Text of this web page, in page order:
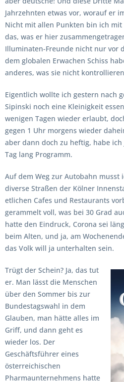
Jahrzehnten etwas vor, worauf er
Nicht mit allen Punkten bin ich
das, was er hier
Illuminaten-Freunde nicht nur vor
dem globalen Erwachen Schiss
anderes, was sie nicht
Eigentlich wollte ich gestern nach
Sipinski noch eine Kleinigkeit
wenigen Tagen wieder erlaubt,
gegen 1 Uhr morgens wieder
aber dann doch zu heftig, habe
Tag lang Programm.
Auf dem Weg zur Autobahn musst
diverse Straßen der Kölner
etlichen Cafes und Restaurants
gerammelt voll, was bei 30 Grad
hatte den Eindruck, Corona sei
beim Alten, und ja, am
das Volk will ja unterhalten sein.
Trügt der Schein? Ja, das tut
er. Man lässt die Menschen
über den Sommer bis zur
Bundestagswahl in dem
Glauben, man hätte alles im
Griff, und dann geht es
wieder los. Der
Geschäftsführer eines
österreichischen
Pharmaunternehmens hatte